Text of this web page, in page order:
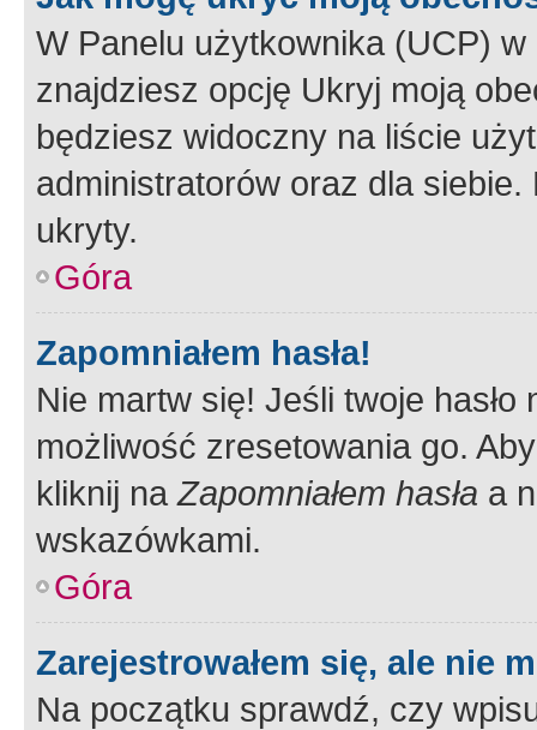
W Panelu użytkownika (UCP) w
znajdziesz opcję Ukryj moją
będziesz widoczny na liście
administratorów oraz dla
ukryty.
Góra
Zapomniałem hasła!
Nie martw się! Jeśli twoje
możliwość zresetowania go.
kliknij naZapomniałem hasła a
wskazówkami.
Góra
Zarejestrowałem się, ale nie
Na początku sprawdź, czy